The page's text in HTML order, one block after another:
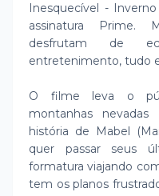
Inesquecível -
assinatura Prime.
desfrutam de
entretenimento, tudo
O filme leva o
montanhas
história de Mabel
quer passar seus
formatura viajando
tem os planos